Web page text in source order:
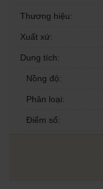
Thương hiệu:
Xuất xứ:
Dung tích:
Nồng độ:
Phân loại:
Điểm số: